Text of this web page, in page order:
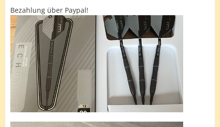
Bezahlung über Paypal!